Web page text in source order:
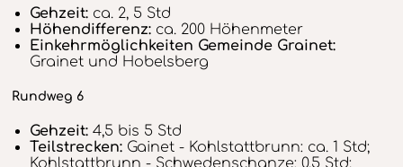
Gehzeit: ca. 2, 5 Std
Höhendifferenz: ca. 200 Höhenmeter
Einkehrmöglichkeiten Gemeinde Grainet:
Grainet und Hobelsberg
Rundweg 6
Gehzeit: 4,5 bis 5 Std
Teilstrecken: Gainet - Kohlstattbrunn: ca. 1 Std;
Kohlstattbrunn - Schwedenschanze: 0,5 Std;